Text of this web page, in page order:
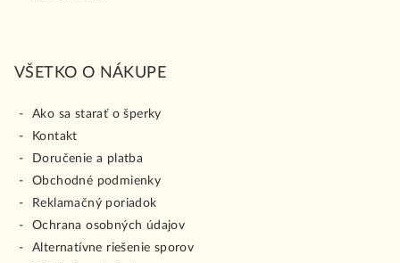
VŠETKO O NÁKUPE
Ako sa starať o šperky
Kontakt
Doručenie a platba
Obchodné podmienky
Reklamačný poriadok
Ochrana osobných údajov
Alternatívne riešenie sporov